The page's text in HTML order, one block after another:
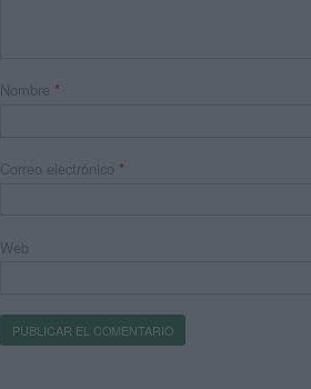
Nombre *
Correo electrónico *
Web